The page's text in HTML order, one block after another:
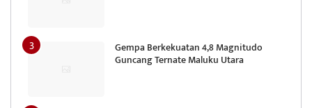
Gempa Berkekuatan 4,8 Magnitudo
Guncang Ternate Maluku Utara